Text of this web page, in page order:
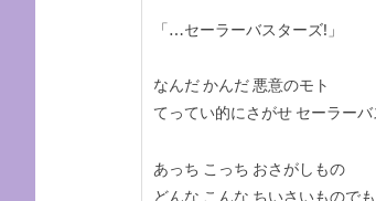
「…セーラーバスターズ!」
なんだ かんだ 悪意のモト
てってい的にさがせ セーラー
あっち こっち おさがしもの
どんな こんな ちいさいものでも